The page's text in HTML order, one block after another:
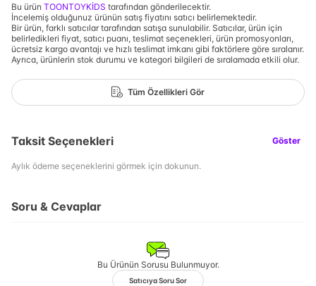
Bu ürün TOONTOYKİDS tarafından gönderilecektir.
İncelemiş olduğunuz ürünün satış fiyatını satıcı belirlemektedir.
Bir ürün, farklı satıcılar tarafından satışa sunulabilir. Satıcılar, ürün için
belirledikleri fiyat, satıcı puanı, teslimat seçenekleri, ürün promosyonları,
ücretsiz kargo avantajı ve hızlı teslimat imkanı gibi faktörlere göre sıralanır.
Ayrıca, ürünlerin stok durumu ve kategori bilgileri de sıralamada etkili olur.
Tüm Özellikleri Gör
Taksit Seçenekleri Göster
Aylık ödeme seçeneklerini görmek için dokunun.
Soru & Cevaplar
Bu Ürünün Sorusu Bulunmuyor.
Satıcıya Soru Sor